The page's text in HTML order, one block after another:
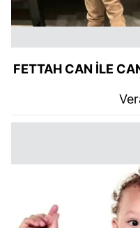
FETTAH CAN İLE